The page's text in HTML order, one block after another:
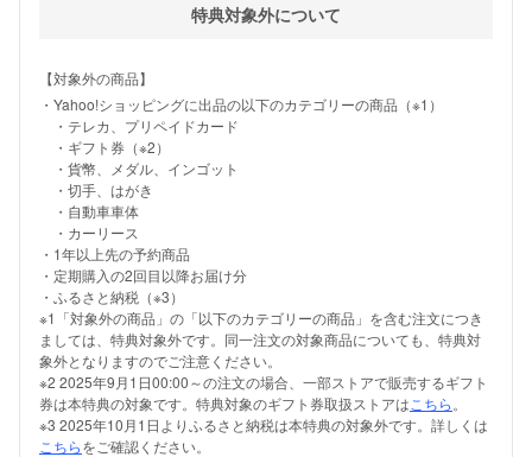
特典対象外について
【対象外の商品】
・Yahoo!ショッピングに出品の以下のカテゴリーの商品（※1）
・テレカ、プリペイドカード
・ギフト券（※2）
・貨幣、メダル、インゴット
・切手、はがき
・自動車車体
・カーリース
・1年以上先の予約商品
・定期購入の2回目以降お届け分
・ふるさと納税（※3）
※1「対象外の商品」の「以下のカテゴリーの商品」を含む注文につき
ましては、特典対象外です。同一注文の対象商品についても、特典対
象外となりますのでご注意ください。
※2 2025年9月1日00:00～の注文の場合、一部ストアで販売するギフト
券は本特典の対象です。特典対象のギフト券取扱ストアは こちら 。
※3 2025年10月1日よりふるさと納税は本特典の対象外です。詳しくは
こちらをご確認ください。